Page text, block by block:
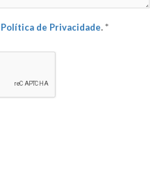
Política de Privacidade. *